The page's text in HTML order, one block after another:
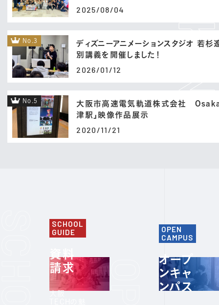
2025/08/04
No.3
ディズニーアニメーションスタジオ 若杉
別講義を開催しました！
2026/01/12
No.5
大阪市高速電気軌道株式会社
津駅」映像作品展示
2020/11/21
SCHOOL
GUIDE
資料
請求
大阪
OPEN
CAMPUS
オープ
ンキャ
ンパス